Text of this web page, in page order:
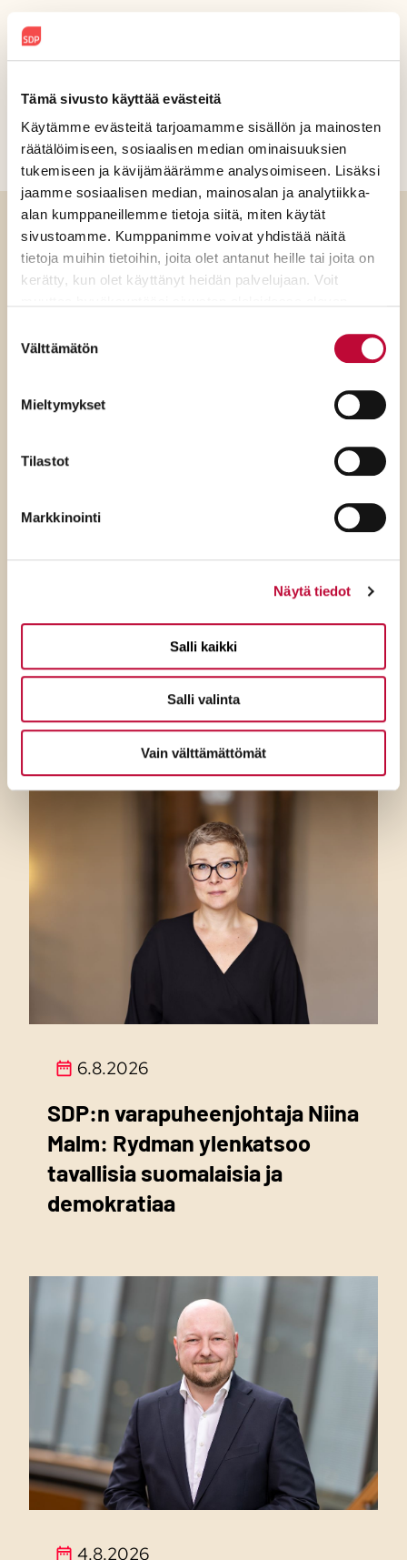
Tämä sivusto käyttää evästeitä
Käytämme evästeitä tarjoamamme sisällön ja mainosten
räätälöimiseen, sosiaalisen median ominaisuuksien
tukemiseen ja kävijämäärämme analysoimiseen. Lisäksi
jaamme sosiaalisen median, mainosalan ja analytiikka-
alan kumppaneillemme tietoja siitä, miten käytät
sivustoamme. Kumppanimme voivat yhdistää näitä
tietoja muihin tietoihin, joita olet antanut heille tai joita on
kerätty, kun olet käyttänyt heidän palvelujaan. Voit
valinta
Välttämätön
Mieltymykset
Tilastot
Markkinointi
Näytä tiedot
Salli kaikki
Salli valinta
Vain välttämättömät
Jaa sosiaalisessa mediassa
Luitko jo?
SDP:n Suhonen kysyy:
Uhrataanko nyt jo
palkkaturvajonossa
kärvistelevät?
6.8.2026
SDP:n varapuheenjohtaja Niina
Malm: Rydman ylenkatsoo
tavallisia suomalaisia ja
demokratiaa
4.8.2026